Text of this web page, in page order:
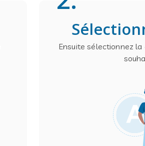
Ensuite sélectionnez